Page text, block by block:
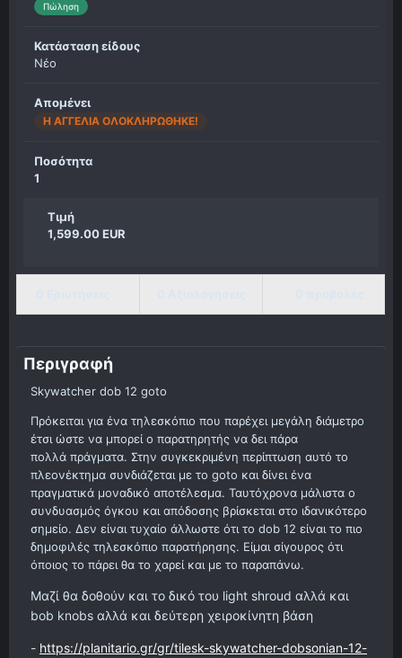
Πώληση
Κατάσταση είδους
Νέο
Απομένει
Η ΑΓΓΕΛΊΑ ΟΛΟΚΛΗΡΏΘΗΚΕ!
Ποσότητα
1
Τιμή
1,599.00 EUR
Περιγραφή
Skywatcher dob 12 goto
Πρόκειται για ένα τηλεσκόπιο που παρέχει μεγάλη διάμετρο
έτσι ώστε να μπορεί ο παρατηρητής να δει πάρα
πολλά πράγματα. Στην συγκεκριμένη περίπτωση αυτό το
πλεονέκτημα συνδιάζεται με το goto και δίνει ένα
πραγματικά μοναδικό αποτέλεσμα. Ταυτόχρονα μάλιστα ο
συνδυασμός όγκου και απόδοσης βρίσκεται στο ιδανικότερο
σημείο. Δεν είναι τυχαίο άλλωστε ότι το dob 12 είναι το πιο
δημοφιλές τηλεσκόπιο παρατήρησης. Είμαι σίγουρος ότι
όποιος το πάρει θα το χαρεί και με το παραπάνω.
Μαζί θα δοθούν και το δικό του light shroud αλλά και
bob knobs αλλά και δεύτερη χειροκίνητη βάση
- https://planitario.gr/gr/tilesk-skywatcher-dobsonian-12-